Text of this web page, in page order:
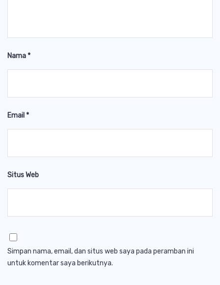
Nama*
Email *
Situs Web
Simpan nama, email, dan situs web saya pada peramban ini
untuk komentar saya berikutnya.